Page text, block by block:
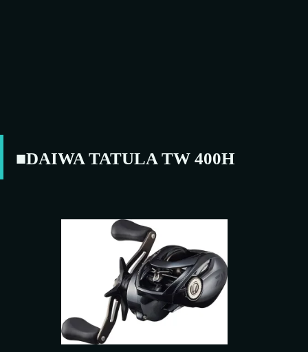
■DAIWA TATULA TW 400H